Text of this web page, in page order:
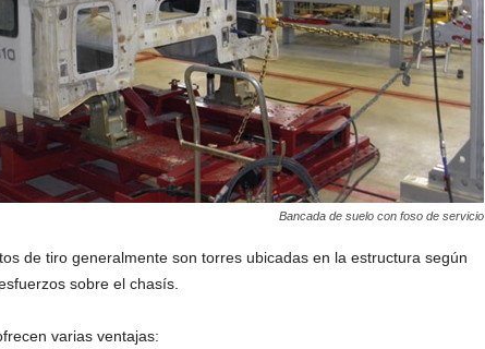
Bancada de suelo con foso de servicio
de tiro generalmente son torres ubicadas en la estructura según
sobre el chasís.
varias ventajas: